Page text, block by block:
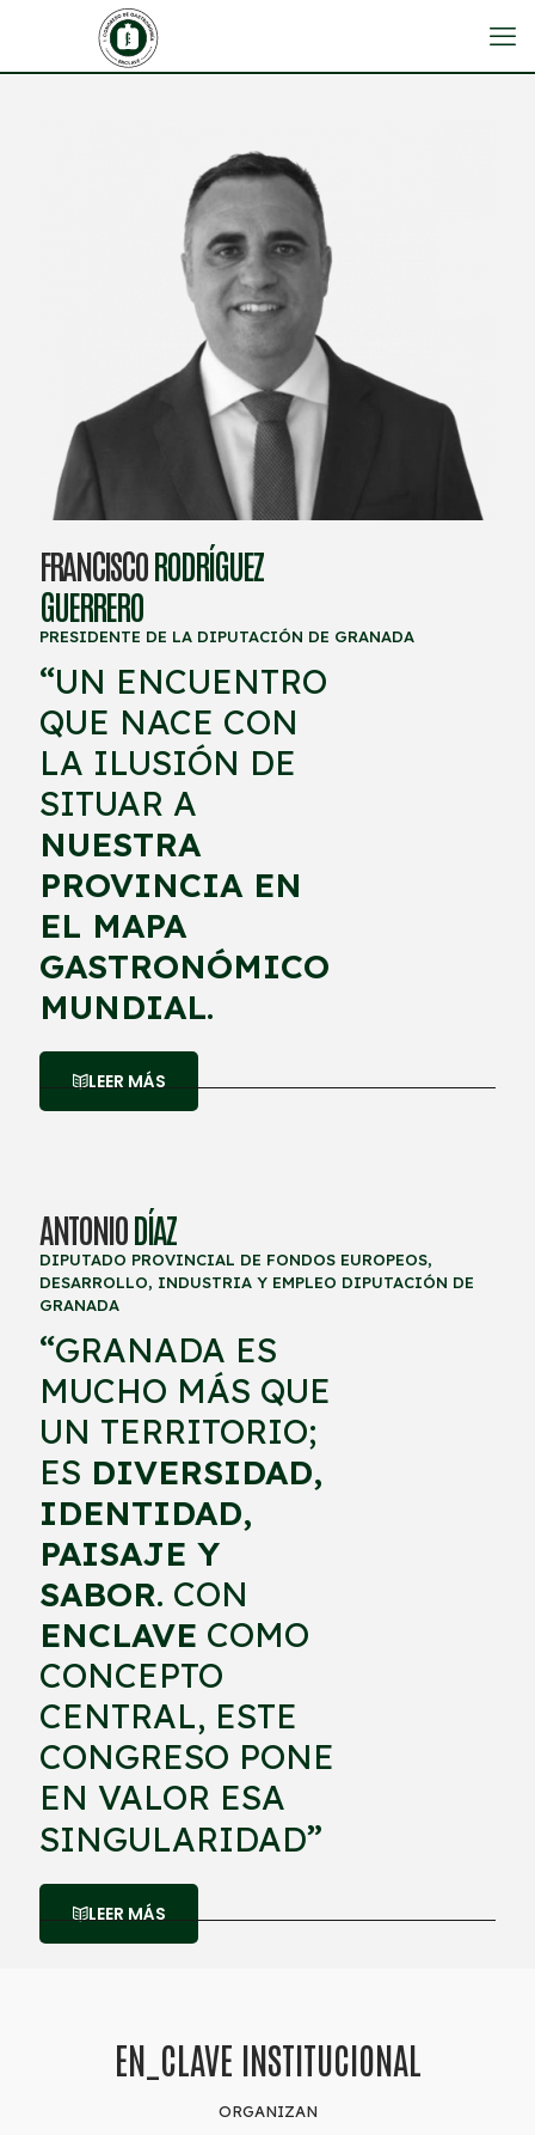
FRANCISCORODRÍGUEZ
GUERRERO
PRESIDENTE DE LA DIPUTACIÓN DE GRANADA
“UN ENCUENTRO
QUE NACE CON
LA ILUSIÓN DE
SITUAR A
NUESTRA
PROVINCIA EN
EL MAPA
GASTRONÓMICO
MUNDIAL.
LEER MÁS
ANTONIODÍAZ
DIPUTADO PROVINCIAL DE FONDOS EUROPEOS,
DESARROLLO, INDUSTRIA Y EMPLEO DIPUTACIÓN DE
GRANADA
“GRANADA ES
MUCHO MÁS QUE
UN TERRITORIO;
ES DIVERSIDAD,
IDENTIDAD,
PAISAJE Y
SABOR. CON
ENCLAVE COMO
CONCEPTO
CENTRAL, ESTE
CONGRESO PONE
EN VALOR ESA
SINGULARIDAD”
LEER MÁS
EN_CLAVE INSTITUCIONAL
ORGANIZAN